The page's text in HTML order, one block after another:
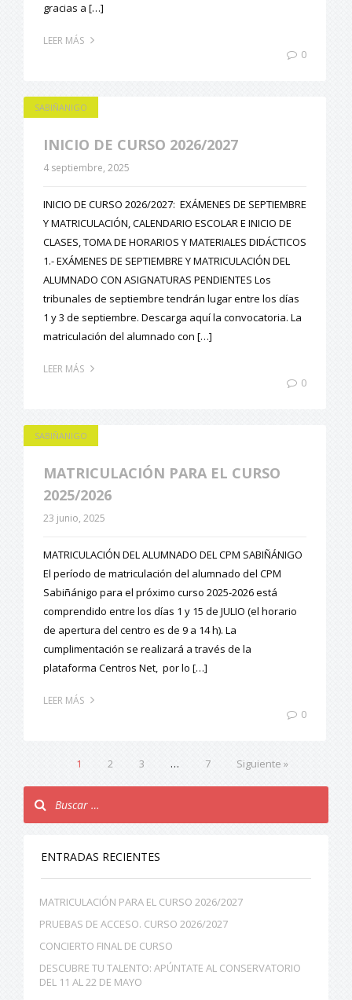
gracias a […]
LEER MÁS
0
SABIÑANIGO
INICIO DE CURSO 2026/2027
4 septiembre, 2025
INICIO DE CURSO 2026/2027: EXÁMENES DE SEPTIEMBRE
Y MATRICULACIÓN, CALENDARIO ESCOLAR E INICIO DE
CLASES, TOMA DE HORARIOS Y MATERIALES DIDÁCTICOS
1.- EXÁMENES DE SEPTIEMBRE Y MATRICULACIÓN DEL
ALUMNADO CON ASIGNATURAS PENDIENTES Los
tribunales de septiembre tendrán lugar entre los días
1 y 3 de septiembre. Descarga aquí la convocatoria. La
matriculación del alumnado con […]
LEER MÁS
0
SABIÑANIGO
MATRICULACIÓN PARA EL CURSO
2025/2026
23 junio, 2025
MATRICULACIÓN DEL ALUMNADO DEL CPM SABIÑÁNIGO
El período de matriculación del alumnado del CPM
Sabiñánigo para el próximo curso 2025-2026 está
comprendido entre los días 1 y 15 de JULIO (el horario
de apertura del centro es de 9 a 14 h). La
cumplimentación se realizará a través de la
plataforma Centros Net, por lo […]
LEER MÁS
0
1 2 3 … 7 Siguiente »
ENTRADAS RECIENTES
MATRICULACIÓN PARA EL CURSO 2026/2027
PRUEBAS DE ACCESO. CURSO 2026/2027
CONCIERTO FINAL DE CURSO
DESCUBRE TU TALENTO: APÚNTATE AL CONSERVATORIO
DEL 11 AL 22 DE MAYO